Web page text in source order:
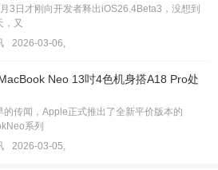
3日才刚向开发者释出iOS26.4Beta3，没想到
，又
2026-03-06,
Neo 13吋4色机身搭A18 Pro处
的传闻，Apple正式推出了全新平价版本的
系列
2026-03-05,